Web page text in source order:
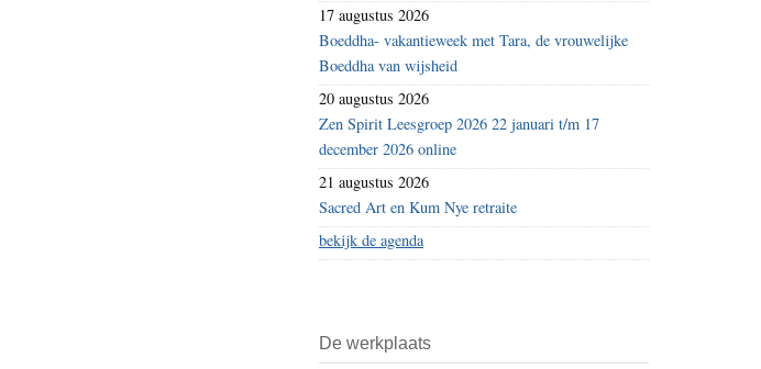
17 augustus 2026
Boeddha- vakantieweek met Tara, de vrouwelijke
Boeddha van wijsheid
20 augustus 2026
Zen Spirit Leesgroep 2026 22 januari t/m 17
december 2026 online
21 augustus 2026
Sacred Art en Kum Nye retraite
bekijk de agenda
De werkplaats